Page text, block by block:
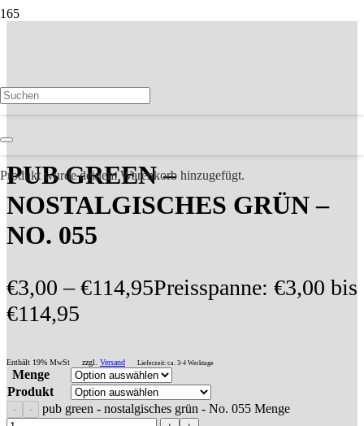
Produkt wurde deinem Warenkorb hinzugefügt.
PUB GREEN –
NOSTALGISCHES GRÜN –
NO. 055
€3,00 –€114,95Preisspanne: €3,00 bis
€114,95
Enthält 19% MwSt zzgl. Versand Lieferzeit: ca. 3-4 Werktage
Menge
Produkt
pub green - nostalgisches grün - No. 055 Menge
ANGEBOT!